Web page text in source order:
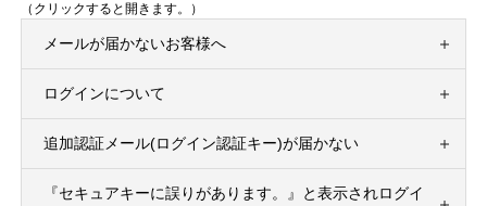
（クリックすると開きます。）
メールが届かないお客様へ
ログインについて
追加認証メール(ログイン認証キー)が届かない
『セキュアキーに誤りがあります。』と表示されログイ